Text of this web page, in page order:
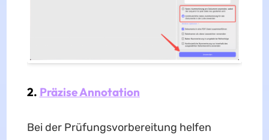
2. Präzise Annotation
Bei der Prüfungsvorbereitung helfen